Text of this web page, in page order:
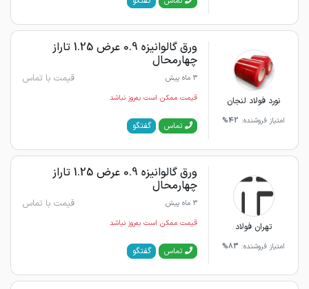
نورد فولاد لنجان
امتیاز فروشنده: 42%
ورق گالوانیزه 0.9 عرض 1.25 تاراز
چهارمحال
3 ماه پیش قیمت با تماس
قیمت ممکن است به‌روز نباشد
تماس گفتگو
تهران فولاد
امتیاز فروشنده: 83%
ورق گالوانیزه 0.9 عرض 1.25 تاراز
چهارمحال
3 ماه پیش قیمت با تماس
قیمت ممکن است به‌روز نباشد
تماس گفتگو